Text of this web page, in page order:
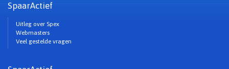
SpaarActief
Uitleg over Spex
Webmasters
Veel gestelde vragen